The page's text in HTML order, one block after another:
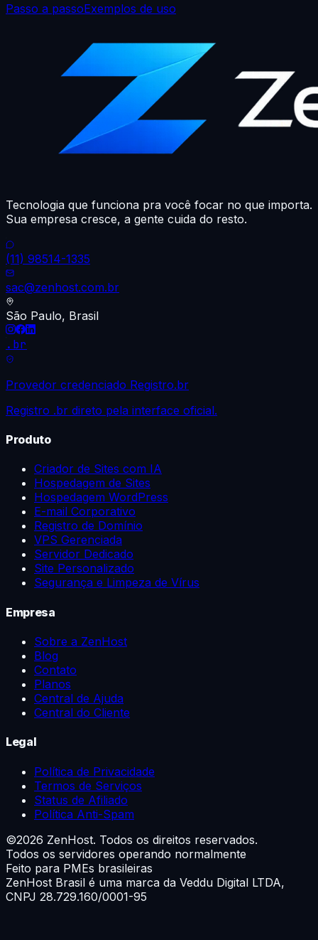
Passo a passoExemplos de uso
Tecnologia que funciona pra você focar no que importa.
Sua empresa cresce, a gente cuida do resto.
(11) 98514-1335
sac@zenhost.com.br
São Paulo, Brasil
.br
Provedor credenciado Registro.br
Registro .br direto pela interface oficial.
Produto
Criador de Sites com IA
Hospedagem de Sites
Hospedagem WordPress
E-mail Corporativo
Registro de Domínio
VPS Gerenciada
Servidor Dedicado
Site Personalizado
Segurança e Limpeza de Vírus
Empresa
Sobre a ZenHost
Blog
Contato
Planos
Central de Ajuda
Central do Cliente
Legal
Política de Privacidade
Termos de Serviços
Status de Afiliado
Política Anti-Spam
©2026 ZenHost. Todos os direitos reservados.
Todos os servidores operando normalmente
Feito para PMEs brasileiras
ZenHost Brasil é uma marca da Veddu Digital LTDA,
CNPJ 28.729.160/0001-95